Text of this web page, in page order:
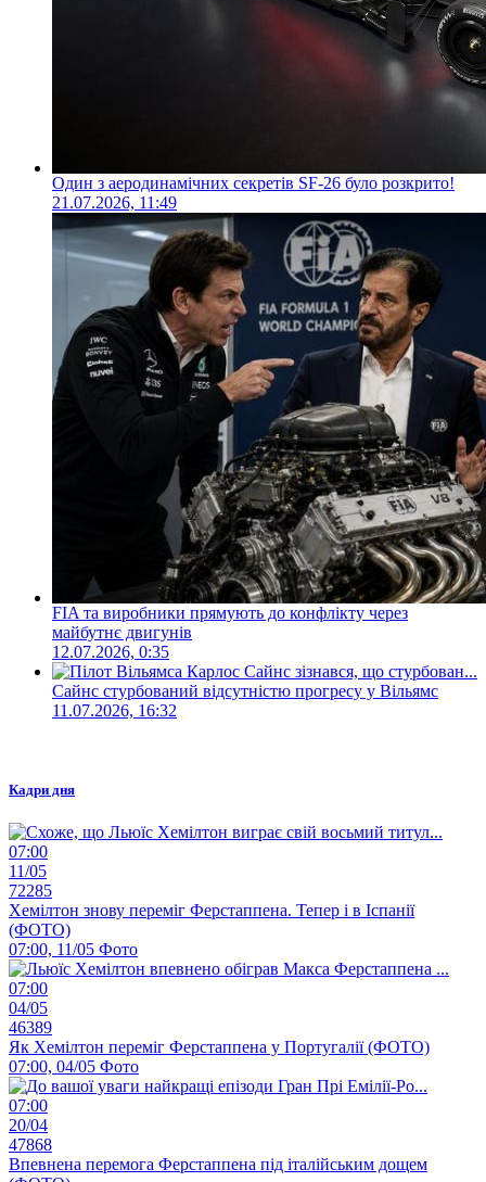
Один з аеродинамічних секретів SF-26 було розкрито!
21.07.2026, 11:49
FIA та виробники прямують до конфлікту через
майбутнє двигунів
12.07.2026, 0:35
Сайнс стурбований відсутністю прогресу у Вільямс
11.07.2026, 16:32
Кадри дня
07:00
11/05
72285
Хемілтон знову переміг Ферстаппена. Тепер і в Іспанії
(ФОТО)
07:00, 11/05 Фото
07:00
04/05
46389
Як Хемілтон переміг Ферстаппена у Португалії (ФОТО)
07:00, 04/05 Фото
07:00
20/04
47868
Впевнена перемога Ферстаппена під італійським дощем